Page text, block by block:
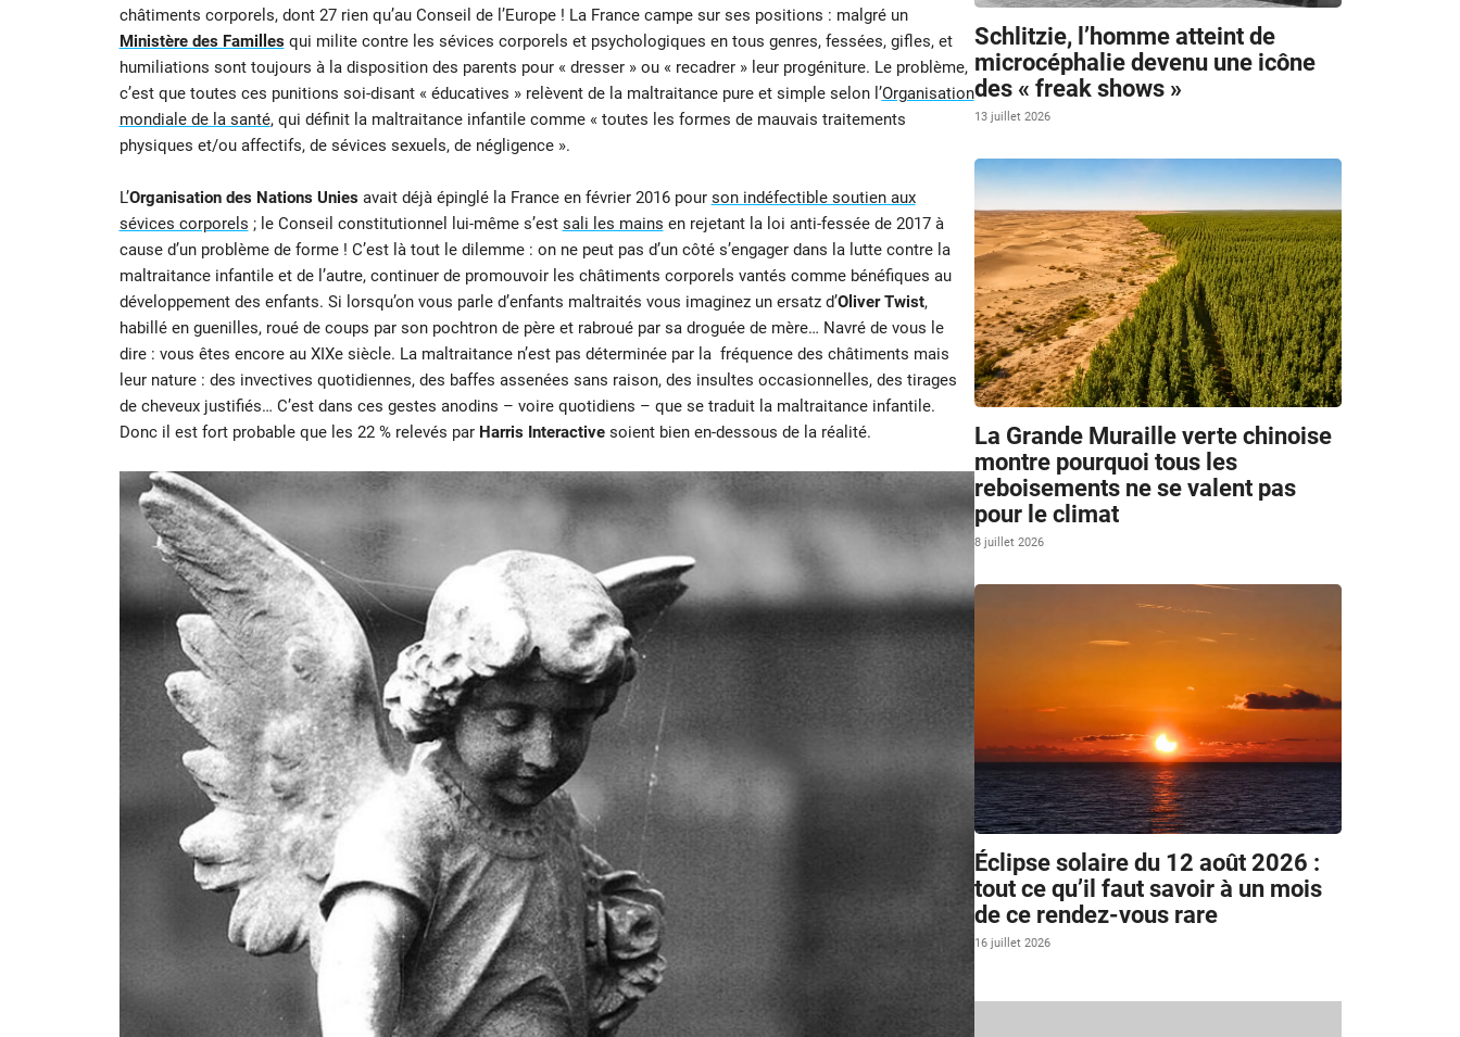
châtiments corporels, dont 27 rien qu’au Conseil de l’Europe ! La France campe sur ses positions : malgré un
Ministère des Famillesqui milite contre les sévices corporels et psychologiques en tous genres, fessées, gifles, et
humiliations sont toujours à la disposition des parents pour « dresser » ou « recadrer » leur progéniture. Le problème,
c’est que toutes ces punitions soi-disant « éducatives » relèvent de la maltraitance pure et simple selon l’Organisation
mondiale de la santé, qui définit la maltraitance infantile comme « toutes les formes de mauvais traitements
physiques et/ou affectifs, de sévices sexuels, de négligence ».
L’Organisation des Nations Uniesavait déjà épinglé la France en février 2016 pour son indéfectible soutien aux
sévices corporels ; le Conseil constitutionnel lui-même s’est sali les mains en rejetant la loi anti-fessée de 2017 à
cause d’un problème de forme ! C’est là tout le dilemme : on ne peut pas d’un côté s’engager dans la lutte contre la
maltraitance infantile et de l’autre, continuer de promouvoir les châtiments corporels vantés comme bénéfiques au
développement des enfants. Si lorsqu’on vous parle d’enfants maltraités vous imaginez un ersatz d’Oliver Twist,
habillé en guenilles, roué de coups par son pochtron de père et rabroué par sa droguée de mère… Navré de vous le
dire : vous êtes encore au XIXe siècle. La maltraitance n’est pas déterminée par la fréquence des châtiments mais
leur nature : des invectives quotidiennes, des baffes assenées sans raison, des insultes occasionnelles, des tirages
de cheveux justifiés… C’est dans ces gestes anodins – voire quotidiens – que se traduit la maltraitance infantile.
Donc il est fort probable que les 22 % relevés par Harris Interactivesoient bien en-dessous de la réalité.
Schlitzie, l’homme atteint de
microcéphalie devenu une icône
des « freak shows »
13 juillet 2026
La Grande Muraille verte chinoise
montre pourquoi tous les
reboisements ne se valent pas
pour le climat
8 juillet 2026
Éclipse solaire du 12 août 2026 :
tout ce qu’il faut savoir à un mois
de ce rendez-vous rare
16 juillet 2026